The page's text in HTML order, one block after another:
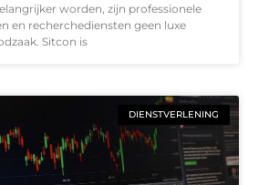
worden, zijn professionele
en recherche­diensten geen luxe
Sitcon is
DIENSTVERLENING